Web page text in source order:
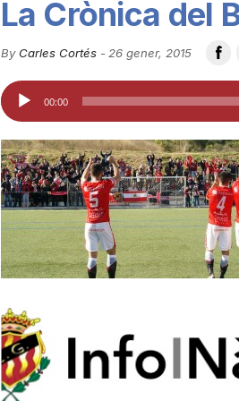
u
t
a
t
d
La Crònica del
By Carles Cortés- 26 gener, 2015
Reproductor
d'àudio
00:00